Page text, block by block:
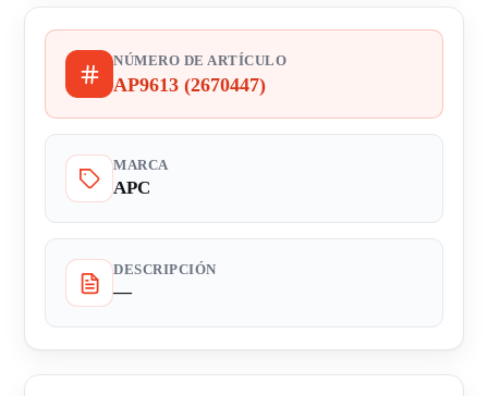
NÚMERO DE ARTÍCULO
AP9613 (2670447)
MARCA
APC
DESCRIPCIÓN
—